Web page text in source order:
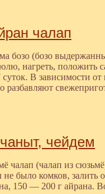
чалап
бозо (бозо
нагреть, положить
В зависимости от
разбавляют
чейдем
чалап (чалап из
не было комков,
150 — 200 г айрана.